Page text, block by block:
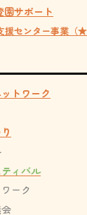
サポート
援センター事業（★
トワーク
ィバル
ーク